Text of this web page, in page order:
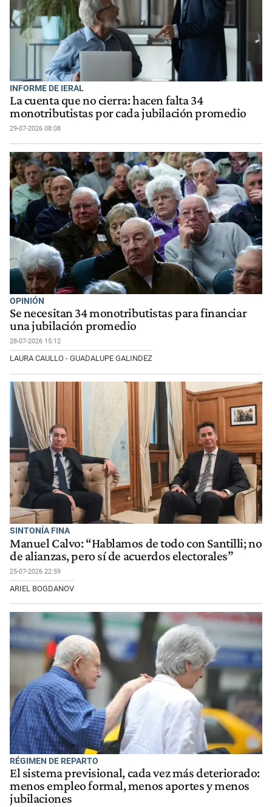
INFORME DE IERAL
La cuenta que no cierra: hacen falta 34
monotributistas por cada jubilación promedio
29-07-2026 08:08
OPINIÓN
Se necesitan 34 monotributistas para financiar
una jubilación promedio
28-07-2026 15:12
LAURA CAULLO - GUADALUPE GALINDEZ
SINTONÍA FINA
Manuel Calvo: “Hablamos de todo con Santilli; no
de alianzas, pero sí de acuerdos electorales”
25-07-2026 22:59
ARIEL BOGDANOV
RÉGIMEN DE REPARTO
El sistema previsional, cada vez más deteriorado:
menos empleo formal, menos aportes y menos
jubilaciones